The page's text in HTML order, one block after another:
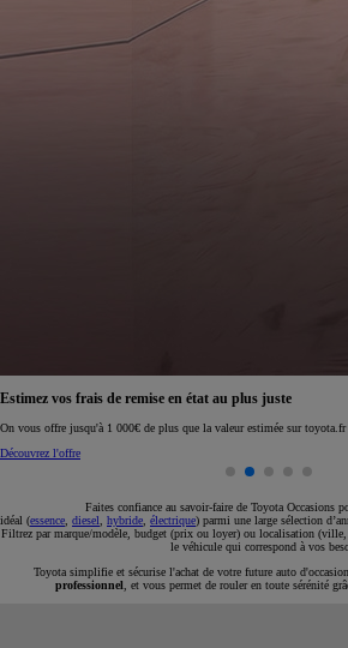
Réservez en ligne votre occasion pour 1€ seulement
Réservez en ligne
Faites confiance au savoir-faire de Toyota Occasions
idéal (essence diesel hybride électrique) parmi une large sélection
Filtrez par marque/modèle, budget (prix ou loyer) ou localisation (ville,
le véhicule qui correspond à vos
Toyota simplifie et sécurise l'achat de votre future auto
professionnel , et vous permet de rouler en toute sérénité